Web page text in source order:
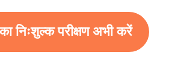
का निःशुल्क परीक्षण अभी करें